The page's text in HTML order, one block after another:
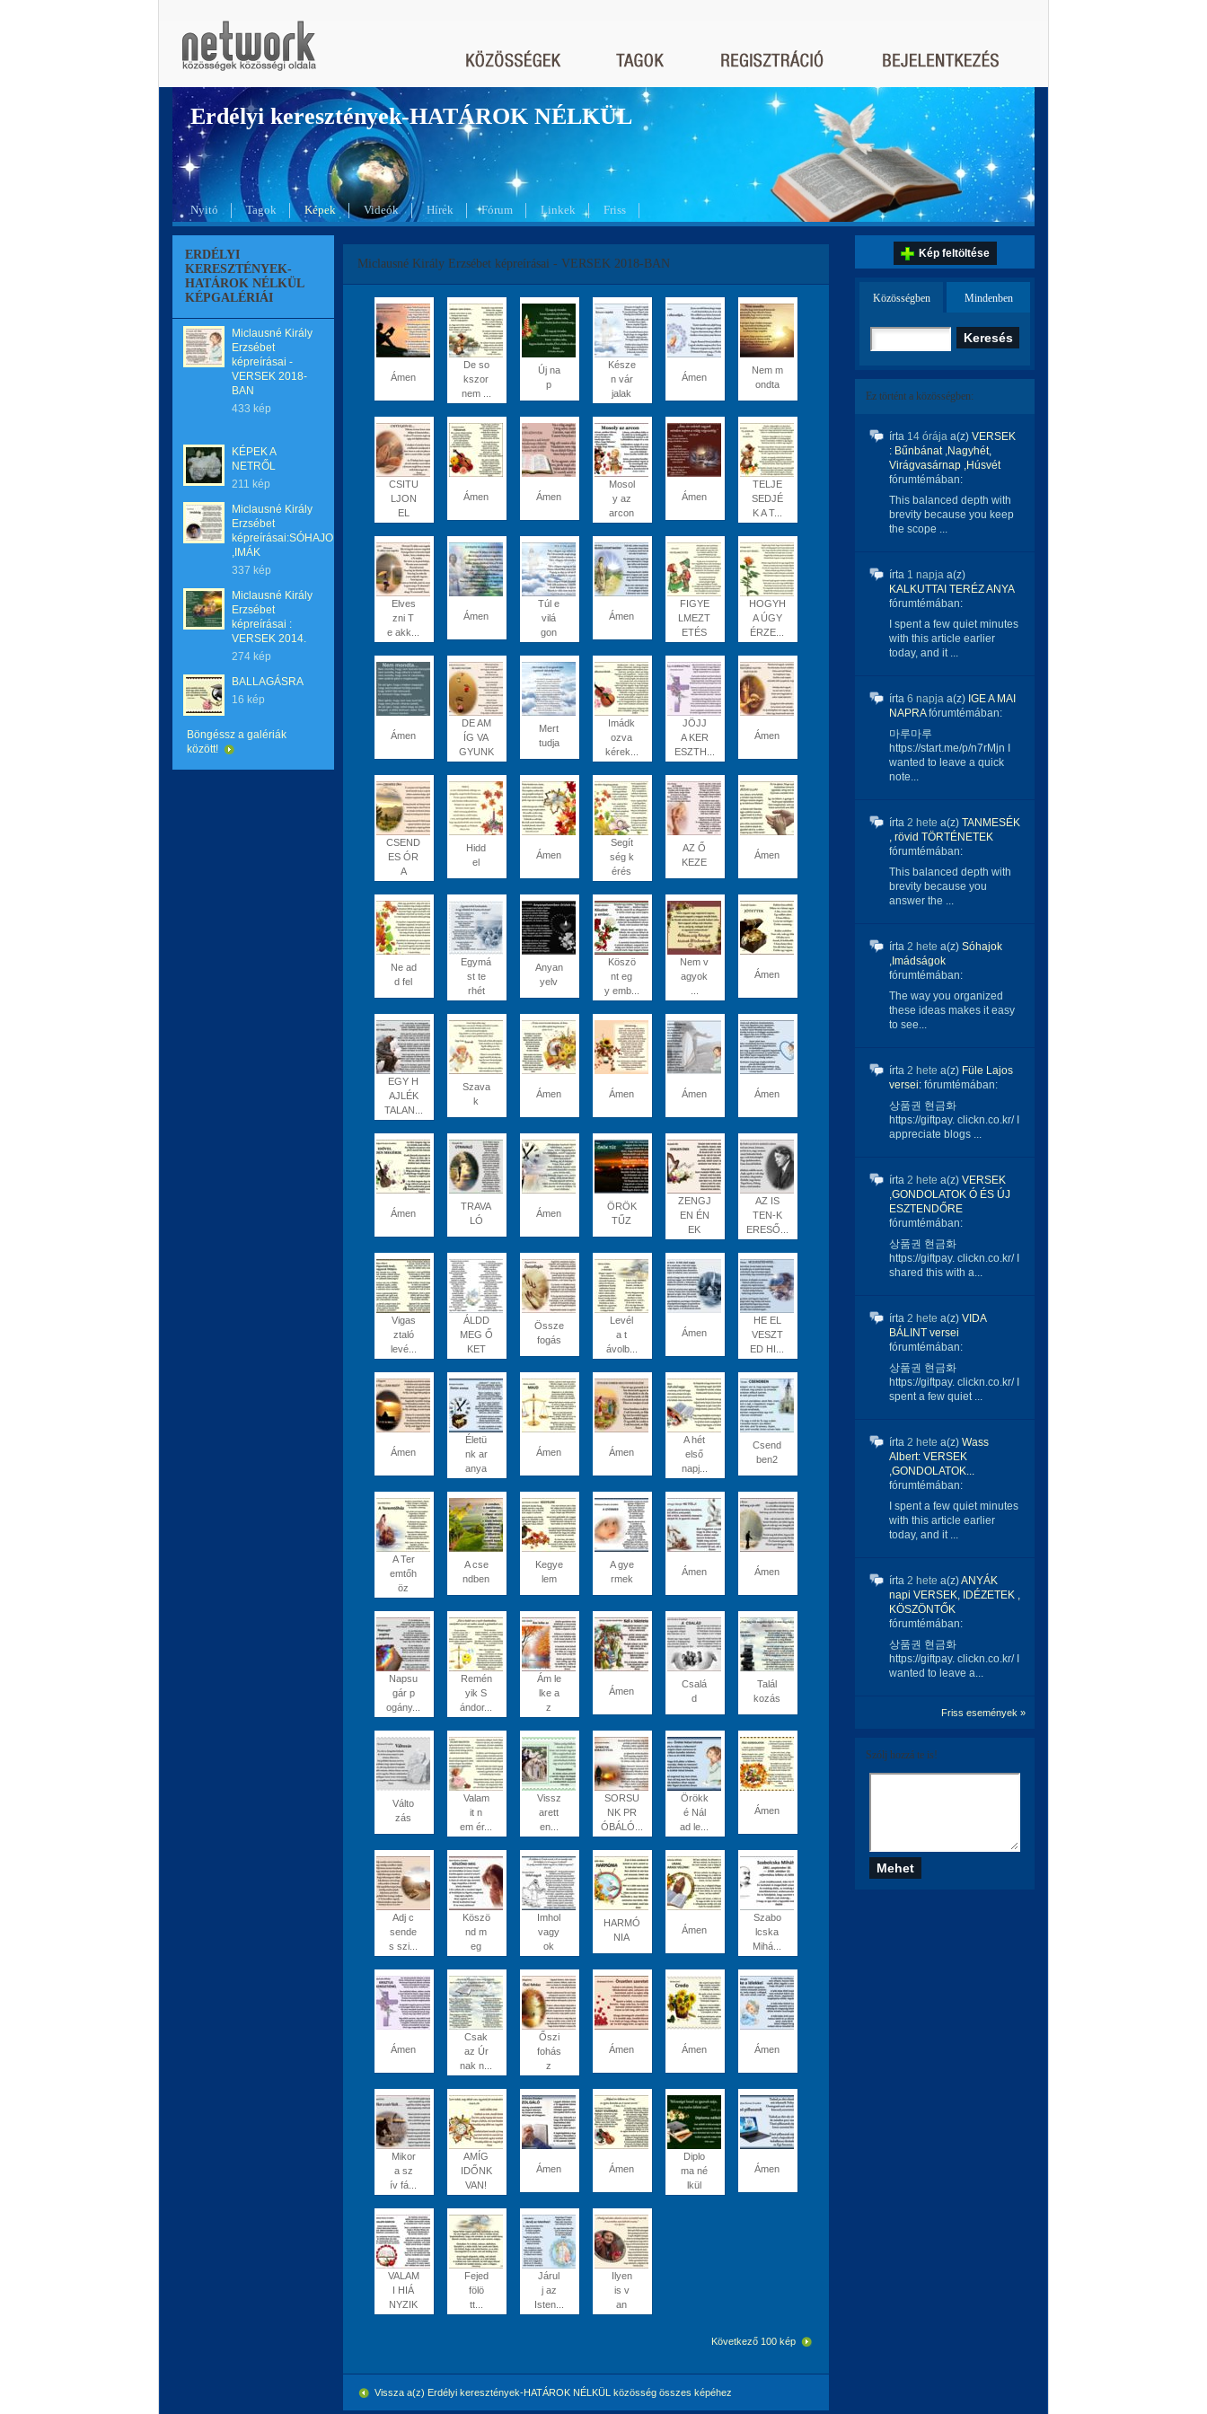
Erdélyi keresztények-HATÁROK NÉLKÜL
Nyitó Tagok Képek Videók Hírek Fórum Linkek Friss
ERDÉLYI
KERESZTÉNYEK-
HATÁROK NÉLKÜL
KÉPGALÉRIÁI
Miclausné Király
Erzsébet
képreírásai -
VERSEK 2018-
BAN
433 kép
KÉPEK A
NETRŐL
211 kép
Miclausné Király
Erzsébet
képreírásai:SÓHAJOK
,IMÁK
337 kép
Miclausné Király
Erzsébet
képreírásai :
VERSEK 2014.
274 kép
BALLAGÁSRA
16 kép
Böngéssz a galériák
között!
Miclausné Király Erzsébet képreírásai - VERSEK 2018-BAN
Ámen
De so
kszor
nem ...
Új na
p
Késze
n vár
jalak
Ámen
Nem m
ondta
CSITU
LJON
EL
Ámen Ámen
Mosol
y az
arcon
Ámen
TELJE
SEDJÉ
K A T...
Elves
zni T
e akk...
Ámen
Túl e
vilá
gon
Ámen
FIGYE
LMEZT
ETÉS
HOGYH
A ÚGY
ÉRZE...
Ámen
DE AM
ÍG VA
GYUNK
Mert
tudja
Imádk
ozva
kérek...
JÖJJ
A KER
ESZTH...
Ámen
CSEND
ES ÓR
A
Hidd
el
Ámen
Segít
ség k
érés
AZ Ő
KEZE
Ámen
Ne ad
d fel
Egymá
st te
rhét
Anyan
yelv
Köszö
nt eg
y emb...
Nem v
agyok
Ámen
EGY H
AJLÉK
TALAN...
Szava
k
Ámen Ámen Ámen Ámen
Ámen
TRAVA
LÓ
Ámen
ÖRÖK
TŰZ
ZENGJ
EN ÉN
EK
AZ IS
TEN-K
ERESŐ...
Vigas
ztaló
levé...
ÁLDD
MEG Ő
KET
Össze
fogás
Levél
a t
ávolb...
Ámen
HE EL
VESZT
ED HI...
Ámen
Életü
nk ar
anya
Ámen Ámen
A hét
első
napj...
Csend
ben2
A Ter
emtőh
öz
A cse
ndben
Kegye
lem
A gye
rmek
Ámen Ámen
Napsu
gár p
ogány...
Remén
yik S
ándor...
Ám le
lke a
z
Ámen
Csalá
d
Talál
kozás
Válto
zás
Valam
it n
em ér...
Vissz
arett
en...
SORSU
NK PR
ÓBÁLÓ...
Örökk
é Nál
ad le...
Ámen
Adj c
sende
s szi...
Köszö
nd m
eg
Imhol
vagy
ok
HARMÓ
NIA
Ámen
Szabo
lcska
Mihá...
Ámen
Csak
az Úr
nak n...
Őszi
fohás
z
Ámen Ámen Ámen
Mikor
a sz
ív fá...
AMÍG
IDŐNK
VAN!
Ámen Ámen
Diplo
ma né
lkül
Ámen
VALAM
I HIÁ
NYZIK
Fejed
fölö
tt...
Járul
j az
Isten...
Ilyen
is v
an
Következő 100 kép
Vissza a(z) Erdélyi keresztények-HATÁROK NÉLKÜL közösség összes képéhez
Kép feltöltése
Közösségben Mindenben
Ez történt a közösségben:
írta 14 órája a(z) VERSEK
: Bűnbánat ,Nagyhét,
Virágvasárnap ,Húsvét
fórumtémában:
This balanced depth with
brevity because you keep
the scope ...
írta 1 napja a(z)
KALKUTTAI TERÉZ ANYA
fórumtémában:
I spent a few quiet minutes
with this article earlier
today, and it ...
írta 6 napja a(z) IGE A MAI
NAPRAfórumtémában:
마루마루
https://start.me/p/n7rMjn I
wanted to leave a quick
note...
írta 2 hete a(z) TANMESÉK
, rövid TÖRTÉNETEK
fórumtémában:
This balanced depth with
brevity because you
answer the ...
írta 2 hete a(z) Sóhajok
,Imádságok
fórumtémában:
The way you organized
these ideas makes it easy
to see...
írta 2 hete a(z) Füle Lajos
versei: fórumtémában:
상품권 현금화
https://giftpay. clickn.co.kr/ I
appreciate blogs ...
írta 2 hete a(z) VERSEK
,GONDOLATOK Ó ÉS ÚJ
ESZTENDŐRE
fórumtémában:
상품권 현금화
https://giftpay. clickn.co.kr/ I
shared this with a...
írta 2 hete a(z) VIDA
BÁLINT versei
fórumtémában:
상품권 현금화
https://giftpay. clickn.co.kr/ I
spent a few quiet ...
írta 2 hete a(z) Wass
Albert: VERSEK
,GONDOLATOK...
fórumtémában:
I spent a few quiet minutes
with this article earlier
today, and it ...
írta 2 hete a(z)ANYÁK
napi VERSEK, IDÉZETEK ,
KÖSZÖNTŐK
fórumtémában:
상품권 현금화
https://giftpay. clickn.co.kr/ I
wanted to leave a...
Friss események »
Szólj hozzá te is!